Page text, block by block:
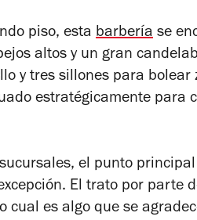
piso, esta barbería se
altos y un gran
y tres sillones para bolear
estratégicamente para
el punto
El trato por parte
cual es algo que se